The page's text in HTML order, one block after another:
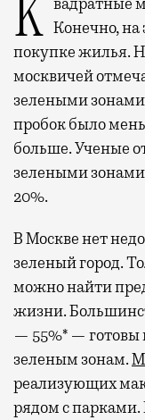
Квадратные метры, планировки, вид из окон. Конечно,
покупке жилья.
москвичей
зелеными
пробок было
больше. Ученые
зелеными
20%.
В Москве нет
зеленый город.
можно найти
жизни.
— 55%* — готовы
зеленым зонам.
реализующих
рядом с